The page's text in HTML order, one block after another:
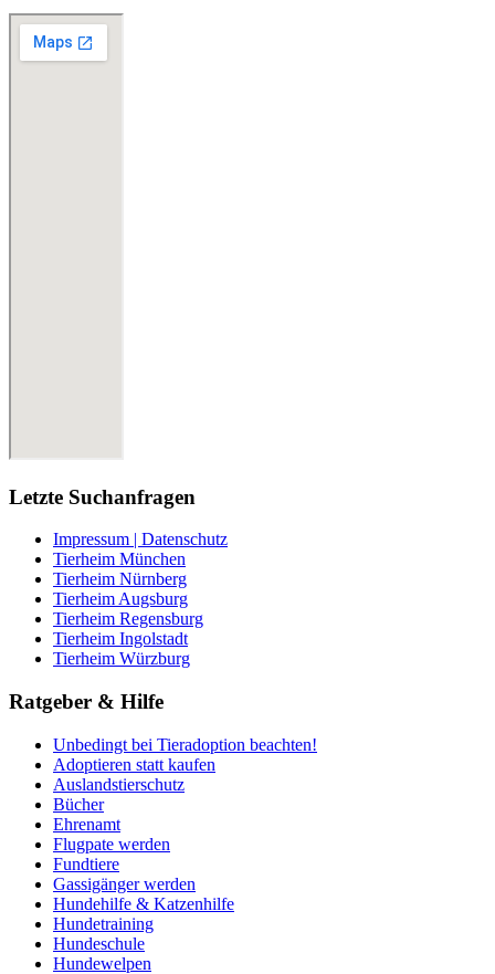
Letzte Suchanfragen
Impressum | Datenschutz
Tierheim München
Tierheim Nürnberg
Tierheim Augsburg
Tierheim Regensburg
Tierheim Ingolstadt
Tierheim Würzburg
Ratgeber & Hilfe
Unbedingt bei Tieradoption beachten!
Adoptieren statt kaufen
Auslandstierschutz
Bücher
Ehrenamt
Flugpate werden
Fundtiere
Gassigänger werden
Hundehilfe & Katzenhilfe
Hundetraining
Hundeschule
Hundewelpen